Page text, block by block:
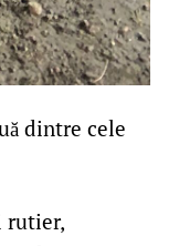
dintre cele
rutier,